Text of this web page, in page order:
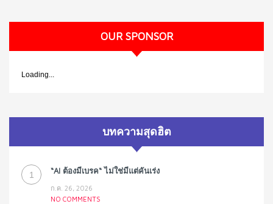
OUR SPONSOR
Loading...
บทความสุดฮิต
1 “AI ต้องมีเบรค“ ไม่ใช่มีแต่คันเร่ง
ก.ค. 26, 2026
NO COMMENTS